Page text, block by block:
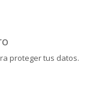
proteger tus datos.